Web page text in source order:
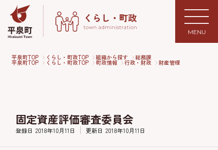
MENU
平泉町TOP くらし・町政TOP 組織から探す 総務課
平泉町TOP くらし・町政TOP 町政情報 行政・財政 財産管理
固定資産評価審査委員会
登録日 2018年10月11日 更新日 2018年10月11日